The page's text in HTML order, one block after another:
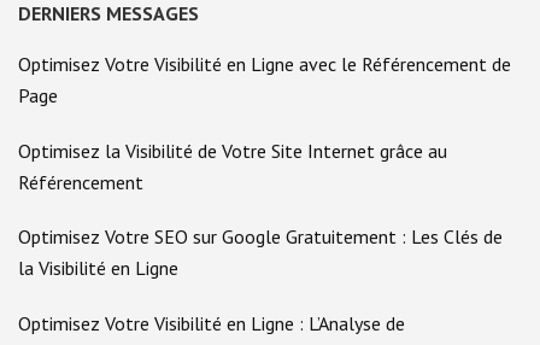
DERNIERS MESSAGES
Optimisez Votre Visibilité en Ligne avec le Référencement de
Page
Optimisez la Visibilité de Votre Site Internet grâce au
Référencement
Optimisez Votre SEO sur Google Gratuitement : Les Clés de
la Visibilité en Ligne
Optimisez Votre Visibilité en Ligne : L’Analyse de